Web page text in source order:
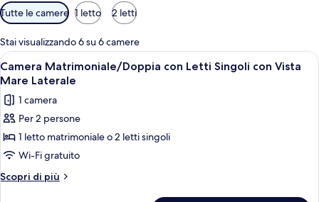
Filtri
disponibili
per
le
camere
Tutte le camere 1 letto 2 letti
Stai visualizzando 6 su 6 camere
Apri
tutte
le
foto
per
Camera
Matrimoniale/Doppia
con
Camera d'albergo con un letto
5
Camera Matrimoniale/Doppia con Letti Singoli con Vista
Mare Laterale
1 camera
Per 2 persone
1 letto matrimoniale o 2 letti singoli
Wi-Fi gratuito
Scopri di più
Altri